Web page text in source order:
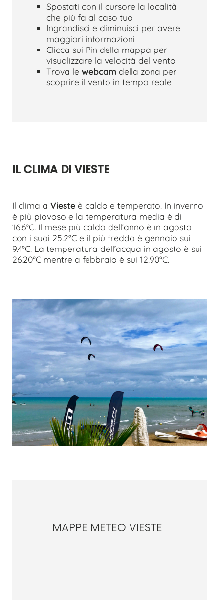
Spostati con il cursore la località
che più fa al caso tuo
Ingrandisci e diminuisci per avere
maggiori informazioni
Clicca sui Pin della mappa per
visualizzare la velocità del vento
Trova le webcam della zona per
scoprire il vento in tempo reale
IL CLIMA DI VIESTE
Il clima a Vieste è caldo e temperato. In inverno
è più piovoso e la temperatura media è di
16.6°C. Il mese più caldo dell’anno è in agosto
con i suoi 25.2°C e il più freddo è gennaio sui
9.4°C. La temperatura dell’acqua in agosto è sui
26.20°C mentre a febbraio è sui 12.90°C.
MAPPE METEO VIESTE